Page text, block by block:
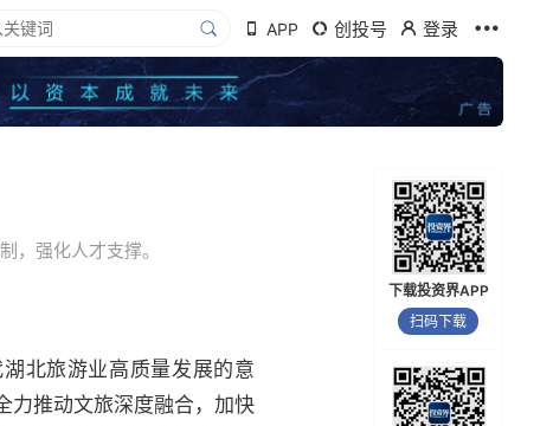
APP 创投号 登录
，强化人才支撑。
北旅游业高质量发展的意
力推动文旅深度融合，加快
下载投资界APP
扫码下载